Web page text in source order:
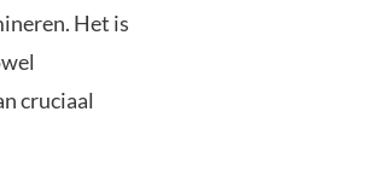
Het is
cruciaal